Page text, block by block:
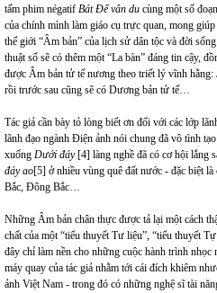
tấm phim négatif Bát Đế vân du cùng một số
của chính mình làm giáo cụ trực quan, mong
thế giới “Âm bản” của lịch sử dân tộc và đời
thuật số sẽ có thêm một “La bàn” đáng tin cậy,
được Âm bản tử tế nương theo triết lý vĩnh hằng:
rồi trước sau cũng sẽ có Dương bản tử tế…
Tác giả cần bày tỏ lòng biết ơn đối với các lớp
lãnh đạo ngành Điện ảnh nói chung đã vô tình
xuống Dưới đáy [4] làng nghề đã có cơ hội lắng
đáy ao[5] ở nhiều vùng quê đất nước - đặc biệt
Bắc, Đông Bắc…
Những Âm bản chân thực được tả lại một cách
chất của một “tiểu thuyết Tư liệu”, “tiểu thuyết
đây chỉ làm nền cho những cuộc hành trình nhọc
máy quay của tác giả nhằm tới cái đích khiêm
ảnh Việt Nam - trong đó có những nghệ sĩ tài